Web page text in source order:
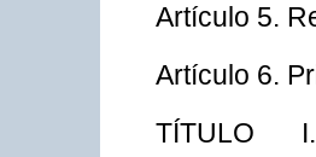
Artículo 5.
Artículo 6.
TÍTULO